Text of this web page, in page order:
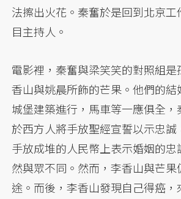
法擦出火花。秦奮於是回到北京
目主持人。
電影裡，秦奮與梁笑笑的對照組是
香山與姚晨所飾的芒果。他們的結
城堡建築進行，馬車等一應俱全，
於西方人將手放聖經宣誓以示忠誠
手放成堆的人民幣上表示婚姻的
然與眾不同。然而，李香山與芒果
途。而後，李香山發現自己得癌